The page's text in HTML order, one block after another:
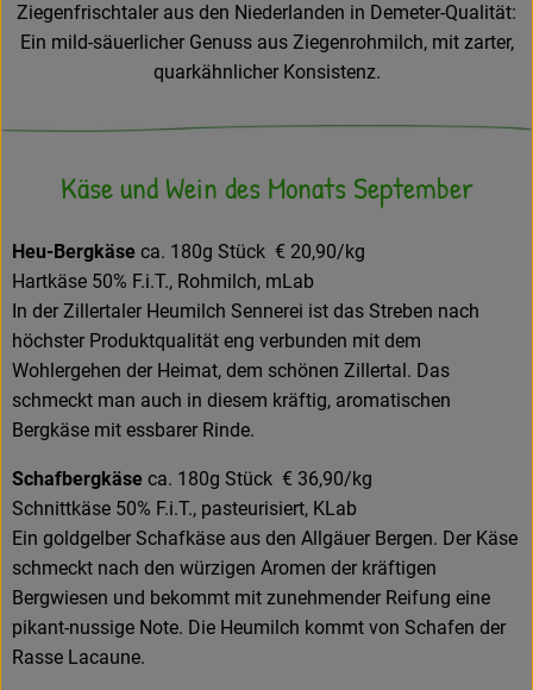
Ziegenfrischtaler aus den Niederlanden in Demeter-Qualität:
Ein mild-säuerlicher Genuss aus Ziegenrohmilch, mit zarter,
quarkähnlicher Konsistenz.
Käse und Wein des Monats September
Heu-Bergkäse ca. 180g Stück € 20,90/kg
Hartkäse 50% F.i.T., Rohmilch, mLab
In der Zillertaler Heumilch Sennerei ist das Streben nach
höchster Produktqualität eng verbunden mit dem
Wohlergehen der Heimat, dem schönen Zillertal. Das
schmeckt man auch in diesem kräftig, aromatischen
Bergkäse mit essbarer Rinde.
Schafbergkäse ca. 180g Stück € 36,90/kg
Schnittkäse 50% F.i.T., pasteurisiert, KLab
Ein goldgelber Schafkäse aus den Allgäuer Bergen. Der Käse
schmeckt nach den würzigen Aromen der kräftigen
Bergwiesen und bekommt mit zunehmender Reifung eine
pikant-nussige Note. Die Heumilch kommt von Schafen der
Rasse Lacaune.